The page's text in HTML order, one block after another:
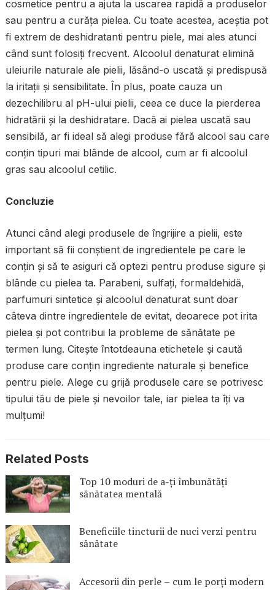
cosmetice pentru a ajuta la uscarea rapidă a produselor
sau pentru a curăța pielea. Cu toate acestea, aceștia pot
fi extrem de deshidratanti pentru piele, mai ales atunci
când sunt folosiți frecvent. Alcoolul denaturat elimină
uleiurile naturale ale pielii, lăsând-o uscată și predispusă
la iritații și sensibilitate. În plus, poate cauza un
dezechilibru al pH-ului pielii, ceea ce duce la pierderea
hidratării și la deshidratare. Dacă ai pielea uscată sau
sensibilă, ar fi ideal să alegi produse fără alcool sau care
conțin tipuri mai blânde de alcool, cum ar fi alcoolul
gras sau alcoolul cetilic.
Concluzie
Atunci când alegi produsele de îngrijire a pielii, este
important să fii conștient de ingredientele pe care le
conțin și să te asiguri că optezi pentru produse sigure și
blânde cu pielea ta. Parabeni, sulfați, formaldehidă,
parfumuri sintetice și alcoolul denaturat sunt doar
câteva dintre ingredientele de evitat, deoarece pot irita
pielea și pot contribui la probleme de sănătate pe
termen lung. Citește întotdeauna etichetele și caută
produse care conțin ingrediente naturale și benefice
pentru piele. Alege cu grijă produsele care se potrivesc
tipului tău de piele și nevoilor tale, iar pielea ta îți va
mulțumi!
Related Posts
Top 10 moduri de a-ți îmbunătăți
sănătatea mentală
Beneficiile tincturii de nuci verzi pentru
sănătate
Accesorii din perle – cum le porți modern